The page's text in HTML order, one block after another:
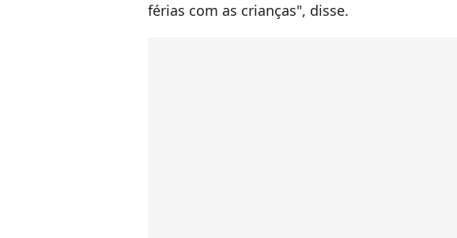
férias com as crianças", disse.